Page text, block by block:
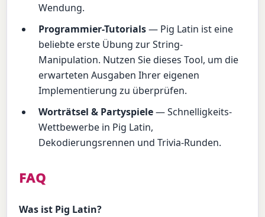
Wendung.
Programmier-Tutorials— Pig Latin ist eine
beliebte erste Übung zur String-
Manipulation. Nutzen Sie dieses Tool, um die
erwarteten Ausgaben Ihrer eigenen
Implementierung zu überprüfen.
Worträtsel & Partyspiele— Schnelligkeits-
Wettbewerbe in Pig Latin,
Dekodierungsrennen und Trivia-Runden.
FAQ
Was ist Pig Latin?